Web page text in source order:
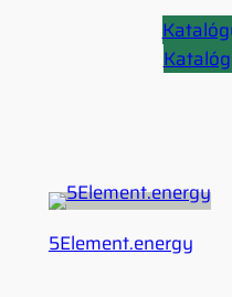
5Element.energy